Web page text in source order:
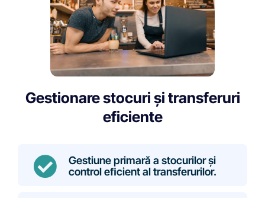
Gestionare stocuri și transferuri
eficiente
Gestiune primară a stocurilor și
control eﬁcient al transferurilor.